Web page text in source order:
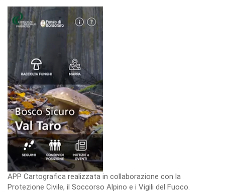
APP Cartografica realizzata in collaborazione con la
Protezione Civile, il Soccorso Alpino e i Vigili del Fuoco.